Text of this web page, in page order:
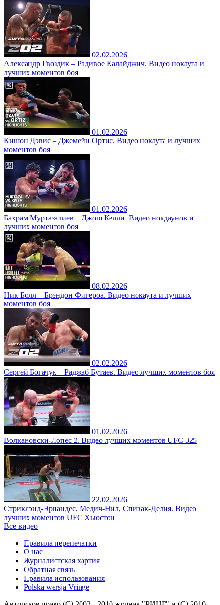
02.02.2026
Александр Гвоздик – Радивое Калайджич. Видео нокаута и
лучших моментов боя
01.02.2026
Кишон Дэвис – Джемейн Ортис. Видео нокаута и лучших
моментов боя
01.02.2026
Бахрам Муртазалиев – Джош Келли. Видео нокдаунов и
лучших моментов боя
08.02.2026
Ник Болл – Брэндон Фигероа. Видео нокаута и лучших
моментов боя
02.02.2026
Сергей Богачук – Раджаб Бутаев. Видео лучших моментов боя
01.02.2026
Волкановски-Лопес 2. Видео лучших моментов UFC 325
22.02.2026
Стриклэнд-Эрнандес, Медич-Нил, Спивак-Делия. Видео
лучших моментов UFC Хьюстон
Все видео
Правила перепечатки
О нас
Журналистская хартия
Обратная связь
Правила использования
Polska wersja Vringe